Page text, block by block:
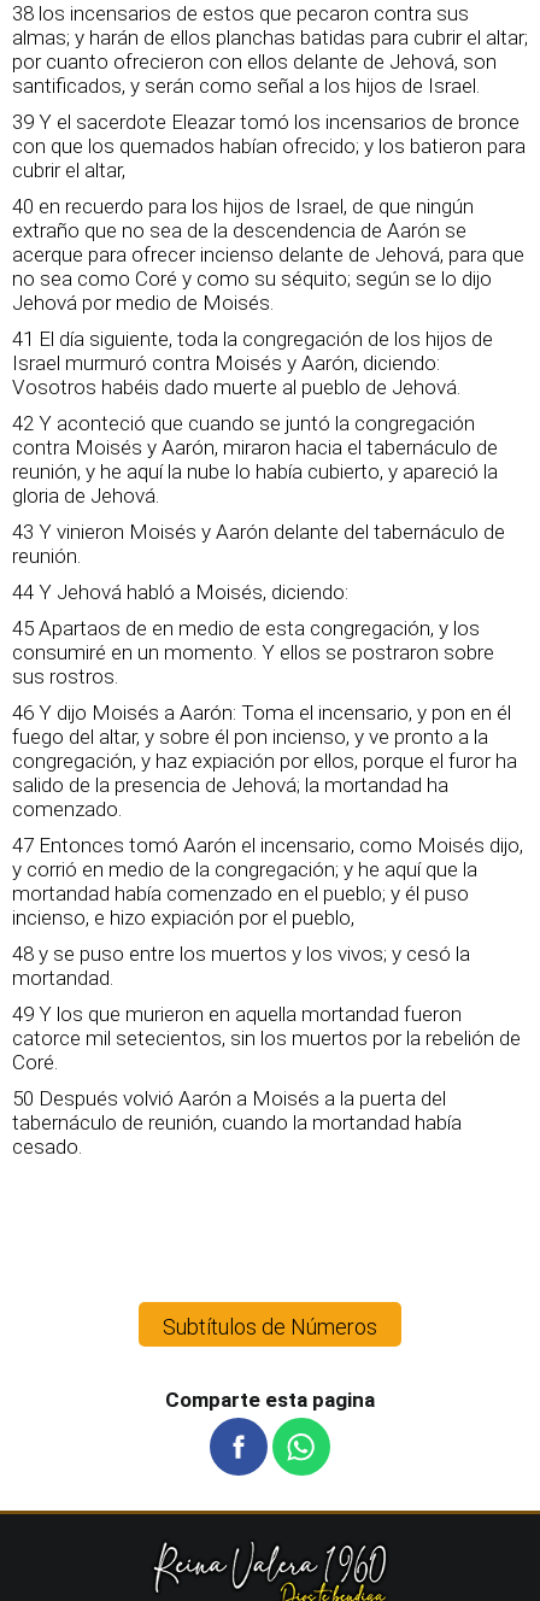
38 los incensarios de estos que pecaron contra sus
almas; y harán de ellos planchas batidas para cubrir el altar;
por cuanto ofrecieron con ellos delante de Jehová, son
santificados, y serán como señal a los hijos de Israel.
39 Y el sacerdote Eleazar tomó los incensarios de bronce
con que los quemados habían ofrecido; y los batieron para
cubrir el altar,
40 en recuerdo para los hijos de Israel, de que ningún
extraño que no sea de la descendencia de Aarón se
acerque para ofrecer incienso delante de Jehová, para que
no sea como Coré y como su séquito; según se lo dijo
Jehová por medio de Moisés.
41 El día siguiente, toda la congregación de los hijos de
Israel murmuró contra Moisés y Aarón, diciendo:
Vosotros habéis dado muerte al pueblo de Jehová.
42 Y aconteció que cuando se juntó la congregación
contra Moisés y Aarón, miraron hacia el tabernáculo de
reunión, y he aquí la nube lo había cubierto, y apareció la
gloria de Jehová.
43 Y vinieron Moisés y Aarón delante del tabernáculo de
reunión.
44 Y Jehová habló a Moisés, diciendo:
45 Apartaos de en medio de esta congregación, y los
consumiré en un momento. Y ellos se postraron sobre
sus rostros.
46 Y dijo Moisés a Aarón: Toma el incensario, y pon en él
fuego del altar, y sobre él pon incienso, y ve pronto a la
congregación, y haz expiación por ellos, porque el furor ha
salido de la presencia de Jehová; la mortandad ha
comenzado.
47 Entonces tomó Aarón el incensario, como Moisés dijo,
y corrió en medio de la congregación; y he aquí que la
mortandad había comenzado en el pueblo; y él puso
incienso, e hizo expiación por el pueblo,
48 y se puso entre los muertos y los vivos; y cesó la
mortandad.
49 Y los que murieron en aquella mortandad fueron
catorce mil setecientos, sin los muertos por la rebelión de
Coré.
50 Después volvió Aarón a Moisés a la puerta del
tabernáculo de reunión, cuando la mortandad había
cesado.
Subtítulos de Números
Comparte esta pagina